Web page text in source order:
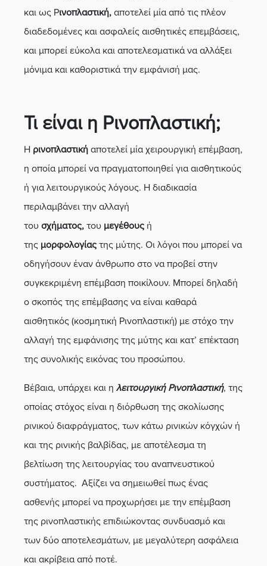
και ως Ρινοπλαστική, αποτελεί μία από τις πλέον
διαδεδομένες και ασφαλείς αισθητικές επεμβάσεις,
και μπορεί εύκολα και αποτελεσματικά να αλλάξει
μόνιμα και καθοριστικά την εμφάνισή μας.
Τι είναι η Ρινοπλαστική;
Η ρινοπλαστική αποτελεί μία χειρουργική επέμβαση,
η οποία μπορεί να πραγματοποιηθεί για αισθητικούς
ή για λειτουργικούς λόγους. Η διαδικασία
περιλαμβάνει την αλλαγή
του σχήματος, του μεγέθους ή
της μορφολογίας της μύτης. Οι λόγοι που μπορεί να
οδηγήσουν έναν άνθρωπο στο να προβεί στην
συγκεκριμένη επέμβαση ποικίλουν. Μπορεί δηλαδή
ο σκοπός της επέμβασης να είναι καθαρά
αισθητικός (κοσμητική Ρινοπλαστική) με στόχο την
αλλαγή της εμφάνισης της μύτης και κατ’ επέκταση
της συνολικής εικόνας του προσώπου.
Βέβαια, υπάρχει και η λειτουργική Ρινοπλαστική, της
οποίας στόχος είναι η διόρθωση της σκολίωσης
ρινικού διαφράγματος, των κάτω ρινικών κόγχών ή
και της ρινικής βαλβίδας, με αποτέλεσμα τη
βελτίωση της λειτουργίας του αναπνευστικού
συστήματος. Αξίζει να σημειωθεί πως ένας
ασθενής μπορεί να προχωρήσει με την επέμβαση
της ρινοπλαστικής επιδιώκοντας συνδυασμό και
των δύο αποτελεσμάτων, με μεγαλύτερη ασφάλεια
και ακρίβεια από ποτέ.